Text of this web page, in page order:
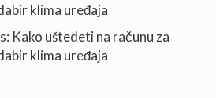
klima uređaja
Kako uštedeti na računu za
klima uređaja